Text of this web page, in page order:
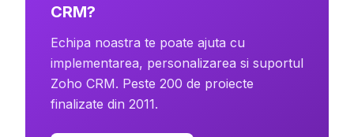
CRM?
Echipa noastra te poate ajuta cu
implementarea, personalizarea si suportul
Zoho CRM. Peste 200 de proiecte
finalizate din 2011.